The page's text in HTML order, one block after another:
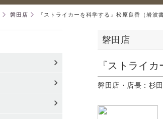
磐田店 『ストライカーを科学する』松原良香（岩波書
磐田店
『ストライ
磐田店・店長：杉